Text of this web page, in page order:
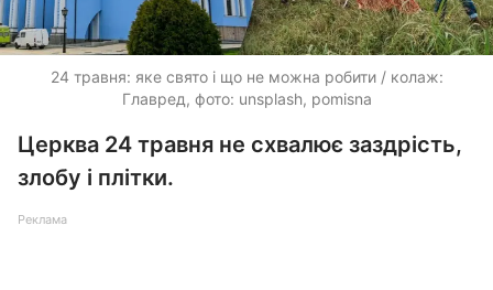
24 травня: яке свято і що не можна робити / колаж:
Главред, фото: unsplash, pomisna
Церква 24 травня не схвалює заздрість,
злобу і плітки.
Реклама